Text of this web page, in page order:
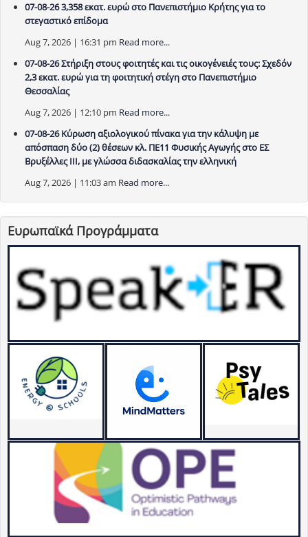
07-08-26 3,358 εκατ. ευρώ στο Πανεπιστήμιο Κρήτης για το
στεγαστικό επίδομα
Aug 7, 2026 | 16:31 pm Read more...
07-08-26 Στήριξη στους φοιτητές και τις οικογένειές τους: Σχεδόν
2,3 εκατ. ευρώ για τη φοιτητική στέγη στο Πανεπιστήμιο
Θεσσαλίας
Aug 7, 2026 | 12:10 pm Read more...
07-08-26 Κύρωση αξιολογικού πίνακα για την κάλυψη με
απόσπαση δύο (2) θέσεων κλ. ΠΕ11 Φυσικής Αγωγής στο ΕΣ
Βρυξέλλες ΙΙΙ, με γλώσσα διδασκαλίας την ελληνική
Aug 7, 2026 | 11:03 am Read more...
Ευρωπαϊκά Προγράμματα